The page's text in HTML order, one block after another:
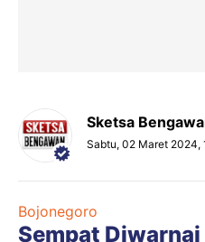
Sketsa
Sabtu, 02 Maret 2024,
Bojonegoro
Sempat Diwarnai